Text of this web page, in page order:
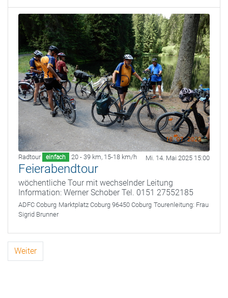
Radtour einfach 20 - 39 km, 15-18 km/h Mi. 14. Mai 2025 15:00
Feierabendtour
wöchentliche Tour mit wechselnder Leitung
Information: Werner Schober Tel. 0151 27552185
ADFC Coburg Marktplatz Coburg 96450 Coburg Tourenleitung: Frau
Sigrid Brunner
Weiter